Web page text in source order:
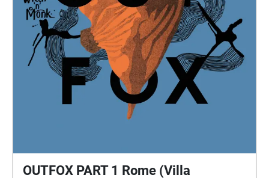
gli alberi di Villa Borghese. Le poesie si accendono
negli splendidi viali alberati dove torna la voce dei
più importanti poeti italiani del Novecento
dall’Archivio sonoro Poetry Sound Library: Fortini,
Pasolini, Rosselli, Luzi, Ungaretti, Montale e tanti altri
da scoprire passeggiando.
https://poetrysoundlibrary.weebly.com/
L'installazione è permanente e cresce, proprio come
un albero, con l’aggiunta di nuove voci di poeti
degli alberi” è presente anche nel Regno Unito (Hyde
Park, Epping Forest), in Irlanda, in Francia (Nizza,
OUTFOX PART 1 Rome (Villa